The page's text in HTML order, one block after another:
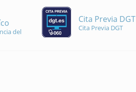
del
Cita Previa DGT
Cita Previa DGT